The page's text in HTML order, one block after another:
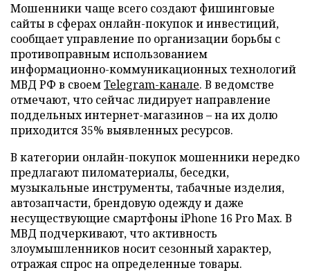
Мошенники чаще всего создают фишинговые
сайты в сферах онлайн-покупок и инвестиций,
сообщает управление по организации борьбы с
противоправным использованием
информационно-коммуникационных технологий
МВД РФ в своемTelegram-канале. В ведомстве
отмечают, что сейчас лидирует направление
поддельных интернет-магазинов – на их долю
приходится 35% выявленных ресурсов.
В категории онлайн-покупок мошенники нередко
предлагают пиломатериалы, беседки,
музыкальные инструменты, табачные изделия,
автозапчасти, брендовую одежду и даже
несуществующие смартфоны iPhone 16 Pro Max. В
МВД подчеркивают, что активность
злоумышленников носит сезонный характер,
отражая спрос на определенные товары.